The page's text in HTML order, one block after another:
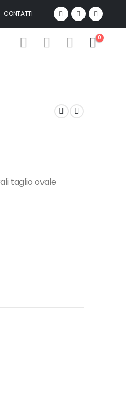
CONTATTI
0
taglio ovale